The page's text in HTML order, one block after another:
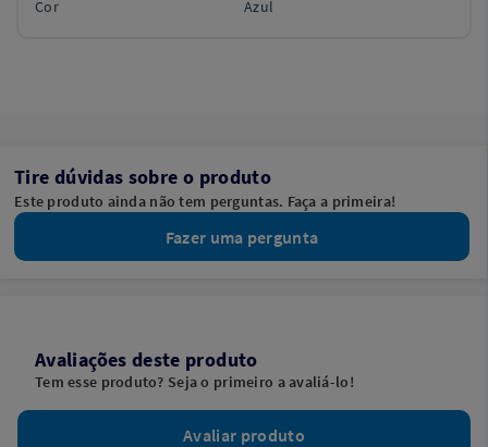
Cor Azul
Tire dúvidas sobre o produto
Este produto ainda não tem perguntas. Faça a primeira!
Fazer uma pergunta
Avaliações deste produto
Tem esse produto? Seja o primeiro a avaliá-lo!
Avaliar produto